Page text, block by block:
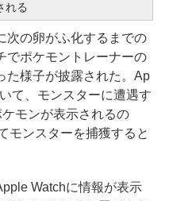
れる
の卵がふ化するまでの
でポケモントレーナーの
た様子が披露された。Ap
て、モンスターに遭遇す
モンが表示されるの
モンスターを捕獲すると
Watchに情報が表示